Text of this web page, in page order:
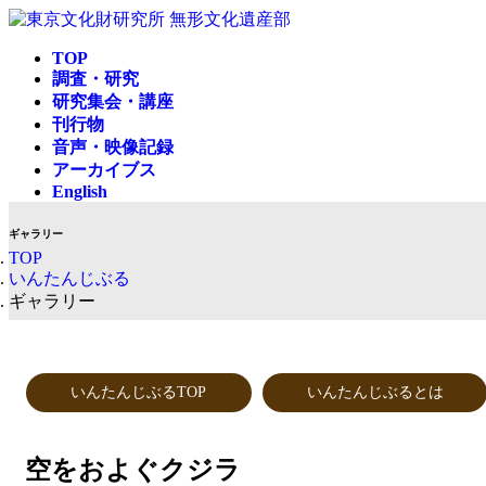
コ
ナ
TOP
調査・研究
研究集会・講座
刊行物
音声・映像記録
アーカイブス
English
ギャラリー
TOP
いんたんじぶる
ギャラリー
いんたんじぶるTOP いんたんじぶるとは
空をおよぐクジラ